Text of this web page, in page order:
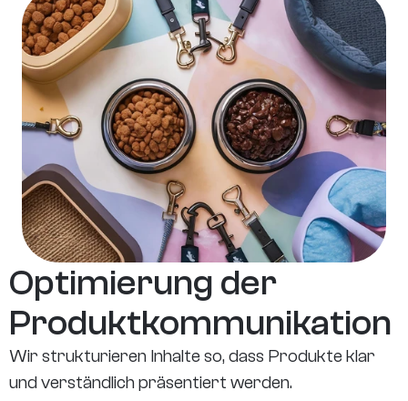
Optimierung der
Produktkommunikation
Wir strukturieren Inhalte so, dass Produkte klar
und verständlich präsentiert werden.